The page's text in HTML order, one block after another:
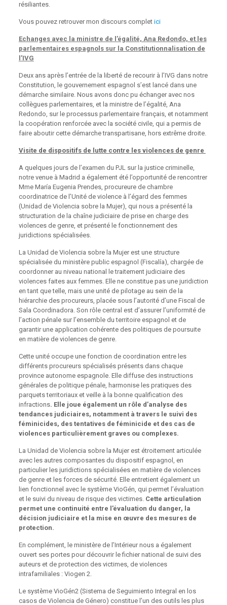
résiliantes.
Vous pouvez retrouver mon discours complet ici
Echanges avec la ministre de l’égalité, Ana Redondo, et les
parlementaires espagnols sur la Constitutionnalisation de
l’IVG
Deux ans après l’entrée de la liberté de recourir à l’IVG dans notre
Constitution, le gouvernement espagnol s’est lancé dans une
démarche similaire. Nous avons donc pu échanger avec nos
collègues parlementaires, et la ministre de l’égalité, Ana
Redondo, sur le processus parlementaire français, et notamment
la coopération renforcée avec la société civile, qui a permis de
faire aboutir cette démarche transpartisane, hors extrême droite.
Visite de dispositifs de lutte contre les violences de genre
A quelques jours de l’examen du PJL sur la justice criminelle,
notre venue à Madrid a également été l’opportunité de rencontrer
Mme María Eugenia Prendes, procureure de chambre
coordinatrice de l’Unité de violence à l’égard des femmes
(Unidad de Violencia sobre la Mujer), qui nous a présenté la
structuration de la chaîne judiciaire de prise en charge des
violences de genre, et présenté le fonctionnement des
juridictions spécialisées.
La Unidad de Violencia sobre la Mujer est une structure
spécialisée du ministère public espagnol (Fiscalía), chargée de
coordonner au niveau national le traitement judiciaire des
violences faites aux femmes. Elle ne constitue pas une juridiction
en tant que telle, mais une unité de pilotage au sein de la
hiérarchie des procureurs, placée sous l’autorité d’une Fiscal de
Sala Coordinadora. Son rôle central est d’assurer l’uniformité de
l’action pénale sur l’ensemble du territoire espagnol et de
garantir une application cohérente des politiques de poursuite
en matière de violences de genre.
Cette unité occupe une fonction de coordination entre les
différents procureurs spécialisés présents dans chaque
province autonome espagnole. Elle diffuse des instructions
générales de politique pénale, harmonise les pratiques des
parquets territoriaux et veille à la bonne qualification des
infractions. Elle joue également un rôle d’analyse des
tendances judiciaires, notamment à travers le suivi des
féminicides, des tentatives de féminicide et des cas de
violences particulièrement graves ou complexes.
La Unidad de Violencia sobre la Mujer est étroitement articulée
avec les autres composantes du dispositif espagnol, en
particulier les juridictions spécialisées en matière de violences
de genre et les forces de sécurité. Elle entretient également un
lien fonctionnel avec le système VioGén, qui permet l’évaluation
et le suivi du niveau de risque des victimes. Cette articulation
permet une continuité entre l’évaluation du danger, la
décision judiciaire et la mise en œuvre des mesures de
protection.
En complément, le ministère de l’Intérieur nous a également
ouvert ses portes pour découvrir le fichier national de suivi des
auteurs et de protection des victimes, de violences
intrafamiliales : Viogen 2.
Le système VioGén2 (Sistema de Seguimiento Integral en los
casos de Violencia de Género) constitue l’un des outils les plus